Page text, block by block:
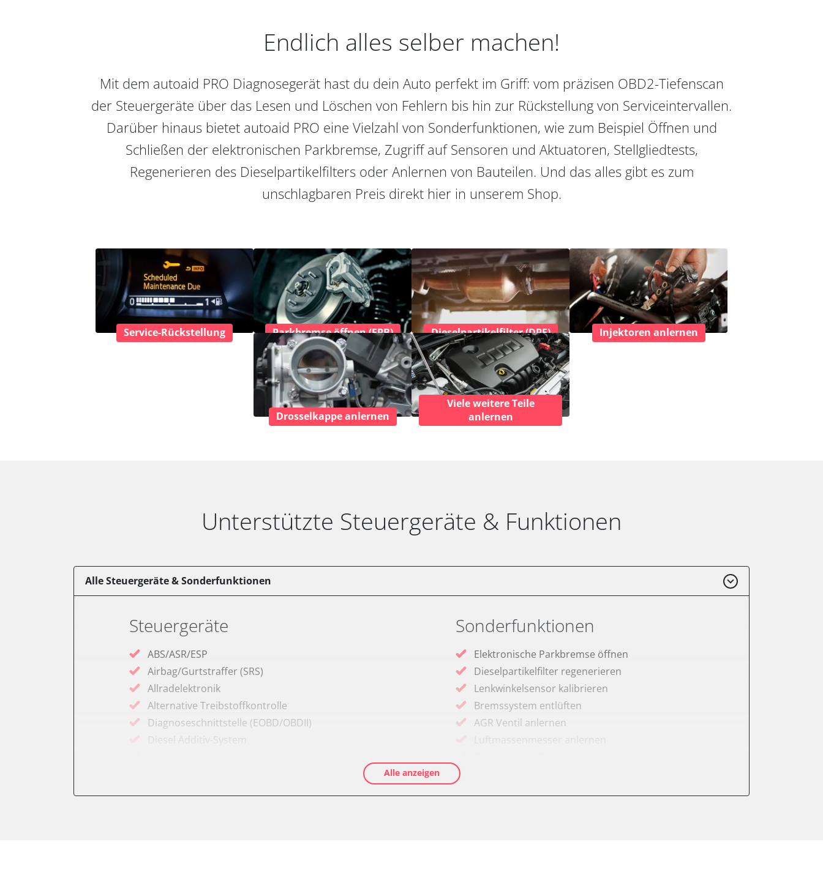
Endlich alles selber machen!
Mit dem autoaid PRO Diagnosegerät hast du dein Auto perfekt im Griff: vom präzisen OBD2-Tiefenscan
der Steuergeräte über das Lesen und Löschen von Fehlern bis hin zur Rückstellung von Serviceintervallen.
Darüber hinaus bietet autoaid PRO eine Vielzahl von Sonderfunktionen, wie zum Beispiel Öffnen und
Schließen der elektronischen Parkbremse, Zugriff auf Sensoren und Aktuatoren, Stellgliedtests,
Regenerieren des Dieselpartikelfilters oder Anlernen von Bauteilen. Und das alles gibt es zum
unschlagbaren Preis direkt hier in unserem Shop.
Service-Rückstellung Parkbremse öffnen (EPB) Dieselpartikelfilter (DPF) Injektoren anlernen
Drosselkappe anlernen
Viele weitere Teile
anlernen
Unterstützte Steuergeräte & Funktionen
Alle Steuergeräte & Sonderfunktionen
Steuergeräte
ABS/ASR/ESP
Airbag/Gurtstraffer (SRS)
Allradelektronik
Alternative Treibstoffkontrolle
Diagnoseschnittstelle (EOBD/OBDII)
Diesel Additiv-System
Sonderfunktionen
Elektronische Parkbremse öffnen
Dieselpartikelfilter regenerieren
Lenkwinkelsensor kalibrieren
Bremssystem entlüften
AGR Ventil anlernen
Luftmassenmesser anlernen
Alle anzeigen